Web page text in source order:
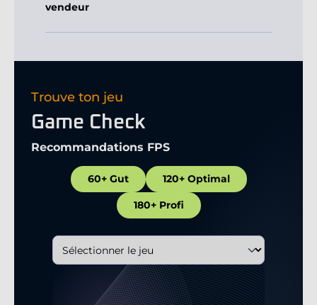
vendeur
Trouve ton jeu
Game Check
Recommandations FPS
60+ Gut 120+ Optimal
180+ Profi